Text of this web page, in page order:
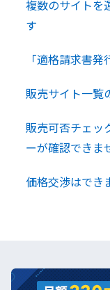
複数のサイトを
す
「適格請求書
販売サイト一覧
販売可否チェッ
ーが確認できま
価格交渉はでき